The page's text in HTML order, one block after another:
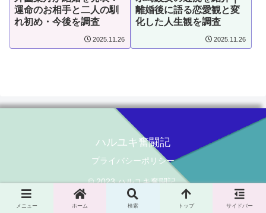
運命のお相手と二人の馴
れ初め・今後を調査
2025.11.26
離婚後に語る恋愛観と変
化した人生観を調査
2025.11.26
ハルユキ奮闘記
プライバシーポリシー
© 2023 ハルユキ奮闘記.
メニュー ホーム 検索 トップ サイドバー